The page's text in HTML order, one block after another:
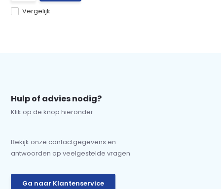
Vergelijk
Hulp of advies nodig?
Klik op de knop hieronder
Bekijk onze contactgegevens en
antwoorden op veelgestelde vragen
Ga naar Klantenservice